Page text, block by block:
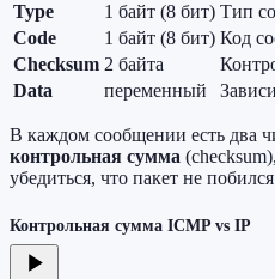
Type
1 байт (8 бит) Тип
Code
1 байт (8 бит) Код
Checksum 2 байта
Data
переменный
В каждом сообщении есть два
контрольная сумма
убедиться, что пакет не
Контрольная сумма ICMP vs IP